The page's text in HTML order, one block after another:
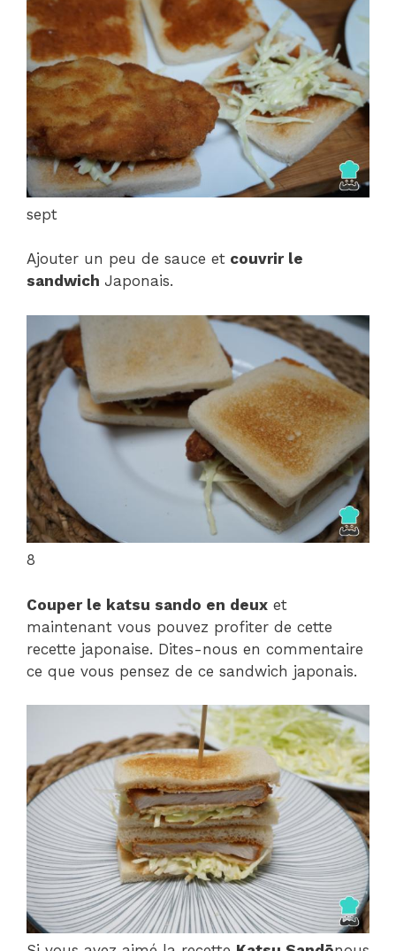
sept
Ajouter un peu de sauce et couvrir le
sandwich Japonais.
8
Couper le katsu sando en deux et
maintenant vous pouvez profiter de cette
recette japonaise. Dites-nous en commentaire
ce que vous pensez de ce sandwich japonais.